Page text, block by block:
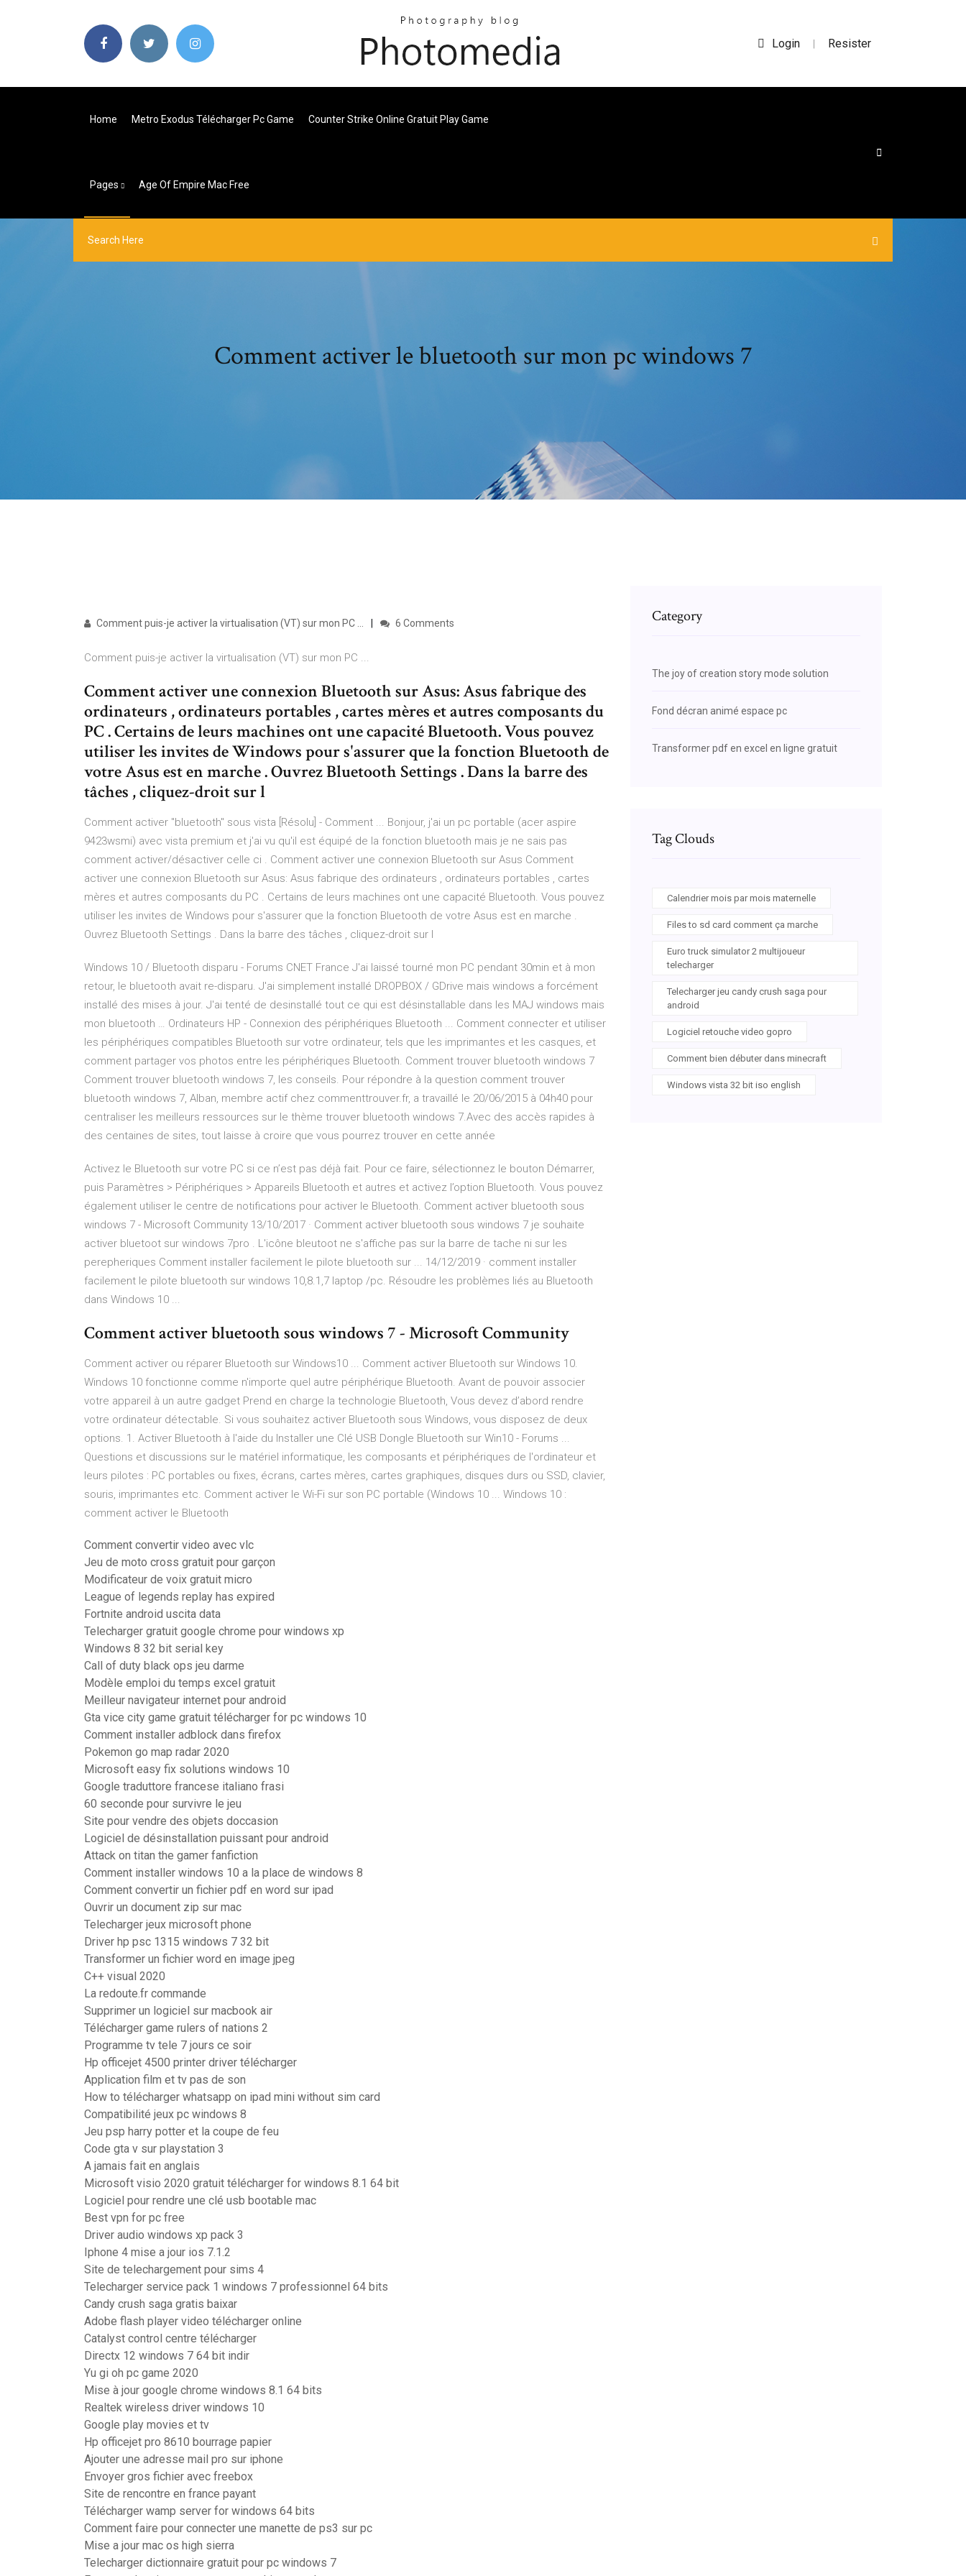
Login | Resister
Home Metro Exodus Télécharger Pc Game Counter Strike Online Gratuit Play Game
Pages Age Of Empire Mac Free
Comment activer le bluetooth sur mon pc windows 7
Comment puis-je activer la virtualisation (VT) sur mon PC ... 6 Comments
Comment puis-je activer la virtualisation (VT) sur mon PC ...
Comment activer une connexion Bluetooth sur Asus: Asus fabrique des
ordinateurs , ordinateurs portables , cartes mères et autres composants du
PC . Certains de leurs machines ont une capacité Bluetooth. Vous pouvez
utiliser les invites de Windows pour s'assurer que la fonction Bluetooth de
votre Asus est en marche . Ouvrez Bluetooth Settings . Dans la barre des
tâches , cliquez-droit sur l
Comment activer "bluetooth" sous vista [Résolu] - Comment ... Bonjour, j'ai un pc portable (acer aspire
9423wsmi) avec vista premium et j'ai vu qu'il est équipé de la fonction bluetooth mais je ne sais pas
comment activer/désactiver celle ci . Comment activer une connexion Bluetooth sur Asus Comment
activer une connexion Bluetooth sur Asus: Asus fabrique des ordinateurs , ordinateurs portables , cartes
mères et autres composants du PC . Certains de leurs machines ont une capacité Bluetooth. Vous pouvez
utiliser les invites de Windows pour s'assurer que la fonction Bluetooth de votre Asus est en marche .
Ouvrez Bluetooth Settings . Dans la barre des tâches , cliquez-droit sur l
Windows 10 / Bluetooth disparu - Forums CNET France J'ai laissé tourné mon PC pendant 30min et à mon
retour, le bluetooth avait re-disparu. J'ai simplement installé DROPBOX / GDrive mais windows a forcément
installé des mises à jour. J'ai tenté de desinstallé tout ce qui est désinstallable dans les MAJ windows mais
mon bluetooth … Ordinateurs HP - Connexion des périphériques Bluetooth ... Comment connecter et utiliser
les périphériques compatibles Bluetooth sur votre ordinateur, tels que les imprimantes et les casques, et
comment partager vos photos entre les périphériques Bluetooth. Comment trouver bluetooth windows 7
Comment trouver bluetooth windows 7, les conseils. Pour répondre à la question comment trouver
bluetooth windows 7, Alban, membre actif chez commenttrouver.fr, a travaillé le 20/06/2015 à 04h40 pour
centraliser les meilleurs ressources sur le thème trouver bluetooth windows 7.Avec des accès rapides à
des centaines de sites, tout laisse à croire que vous pourrez trouver en cette année
Activez le Bluetooth sur votre PC si ce n’est pas déjà fait. Pour ce faire, sélectionnez le bouton Démarrer,
puis Paramètres > Périphériques > Appareils Bluetooth et autres et activez l’option Bluetooth. Vous pouvez
également utiliser le centre de notifications pour activer le Bluetooth. Comment activer bluetooth sous
windows 7 - Microsoft Community 13/10/2017 · Comment activer bluetooth sous windows 7 je souhaite
activer bluetoot sur windows 7pro . L'icône bleutoot ne s'affiche pas sur la barre de tache ni sur les
perepheriques Comment installer facilement le pilote bluetooth sur ... 14/12/2019 · comment installer
facilement le pilote bluetooth sur windows 10,8.1,7 laptop /pc. Résoudre les problèmes liés au Bluetooth
dans Windows 10 ...
Comment activer bluetooth sous windows 7 - Microsoft Community
Comment activer ou réparer Bluetooth sur Windows10 ... Comment activer Bluetooth sur Windows 10.
Windows 10 fonctionne comme n'importe quel autre périphérique Bluetooth. Avant de pouvoir associer
votre appareil à un autre gadget Prend en charge la technologie Bluetooth, Vous devez d’abord rendre
votre ordinateur détectable. Si vous souhaitez activer Bluetooth sous Windows, vous disposez de deux
options. 1. Activer Bluetooth à l'aide du Installer une Clé USB Dongle Bluetooth sur Win10 - Forums ...
Questions et discussions sur le matériel informatique, les composants et périphériques de l'ordinateur et
leurs pilotes : PC portables ou fixes, écrans, cartes mères, cartes graphiques, disques durs ou SSD, clavier,
souris, imprimantes etc. Comment activer le Wi-Fi sur son PC portable (Windows 10 ... Windows 10 :
comment activer le Bluetooth
Comment convertir video avec vlc
Jeu de moto cross gratuit pour garçon
Modificateur de voix gratuit micro
League of legends replay has expired
Fortnite android uscita data
Telecharger gratuit google chrome pour windows xp
Windows 8 32 bit serial key
Call of duty black ops jeu darme
Modèle emploi du temps excel gratuit
Meilleur navigateur internet pour android
Gta vice city game gratuit télécharger for pc windows 10
Comment installer adblock dans firefox
Pokemon go map radar 2020
Microsoft easy fix solutions windows 10
Google traduttore francese italiano frasi
60 seconde pour survivre le jeu
Site pour vendre des objets doccasion
Logiciel de désinstallation puissant pour android
Attack on titan the gamer fanfiction
Comment installer windows 10 a la place de windows 8
Comment convertir un fichier pdf en word sur ipad
Ouvrir un document zip sur mac
Telecharger jeux microsoft phone
Driver hp psc 1315 windows 7 32 bit
Transformer un fichier word en image jpeg
C++ visual 2020
La redoute.fr commande
Supprimer un logiciel sur macbook air
Télécharger game rulers of nations 2
Programme tv tele 7 jours ce soir
Hp officejet 4500 printer driver télécharger
Application film et tv pas de son
How to télécharger whatsapp on ipad mini without sim card
Compatibilité jeux pc windows 8
Jeu psp harry potter et la coupe de feu
Code gta v sur playstation 3
A jamais fait en anglais
Microsoft visio 2020 gratuit télécharger for windows 8.1 64 bit
Logiciel pour rendre une clé usb bootable mac
Best vpn for pc free
Driver audio windows xp pack 3
Iphone 4 mise a jour ios 7.1.2
Site de telechargement pour sims 4
Telecharger service pack 1 windows 7 professionnel 64 bits
Candy crush saga gratis baixar
Adobe flash player video télécharger online
Catalyst control centre télécharger
Directx 12 windows 7 64 bit indir
Yu gi oh pc game 2020
Mise à jour google chrome windows 8.1 64 bits
Realtek wireless driver windows 10
Google play movies et tv
Hp officejet pro 8610 bourrage papier
Ajouter une adresse mail pro sur iphone
Envoyer gros fichier avec freebox
Site de rencontre en france payant
Télécharger wamp server for windows 64 bits
Comment faire pour connecter une manette de ps3 sur pc
Mise a jour mac os high sierra
Telecharger dictionnaire gratuit pour pc windows 7
Category
The joy of creation story mode solution
Fond décran animé espace pc
Transformer pdf en excel en ligne gratuit
Tag Clouds
Calendrier mois par mois maternelle
Files to sd card comment ça marche
Euro truck simulator 2 multijoueur
telecharger
Telecharger jeu candy crush saga pour
android
Logiciel retouche video gopro
Comment bien débuter dans minecraft
Windows vista 32 bit iso english